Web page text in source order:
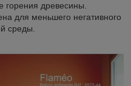
горения древесины.
для меньшего негативного
среды.